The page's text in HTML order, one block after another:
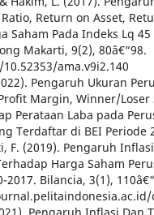
Return on Asset,
Saham Pada Indeks Lq
Makarti, 9(2), 80â€“98.
ama.v9i2.140
Pengaruh Ukuran
Margin, Winner/Loser
Perataan Laba pada
Terdaftar di BEI Periode
F. (2019). Pengaruh
Harga Saham
2017. Bilancia, 3(1),